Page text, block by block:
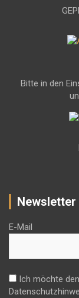
Bitte in den
Newsletter
E-Mail
Ich möchte